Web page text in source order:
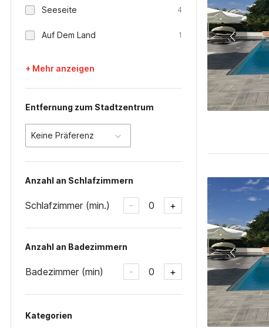
Seeseite 4
Auf Dem Land 1
+ Mehr anzeigen
Entfernung zum Stadtzentrum
Keine Präferenz
Anzahl an Schlafzimmern
Schlafzimmer (min.) - 0 +
Anzahl an Badezimmern
Badezimmer (min) - 0 +
Kategorien